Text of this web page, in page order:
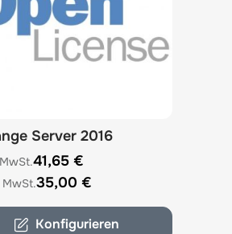
page
Server 2016
depends on the options chosen
41,65 €
35,00 €
Konfigurieren